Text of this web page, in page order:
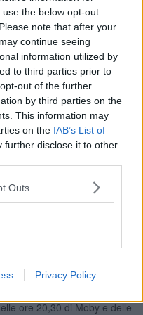
the below opt-out
note that after your
continue seeing
information utilized by
to third parties prior to
out of the further
by third parties on the
This information may
on the IAB’s List of
further disclose it to other
Outs
Privacy Policy
di marzo scorso, questo non
Gianioggi ha espresso
dalla Lombarda alla
segnali al riguardo, però
non sarebbe giusto -
alcuni cittadini dalla
biglietteria dei traghetti per
e in particolare nella
poche auto in partenza per
ore 20,30 di Moby e delle